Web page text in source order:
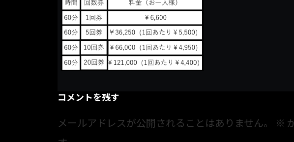
コメントを残す
メールアドレスが公開されることはありません。 ※